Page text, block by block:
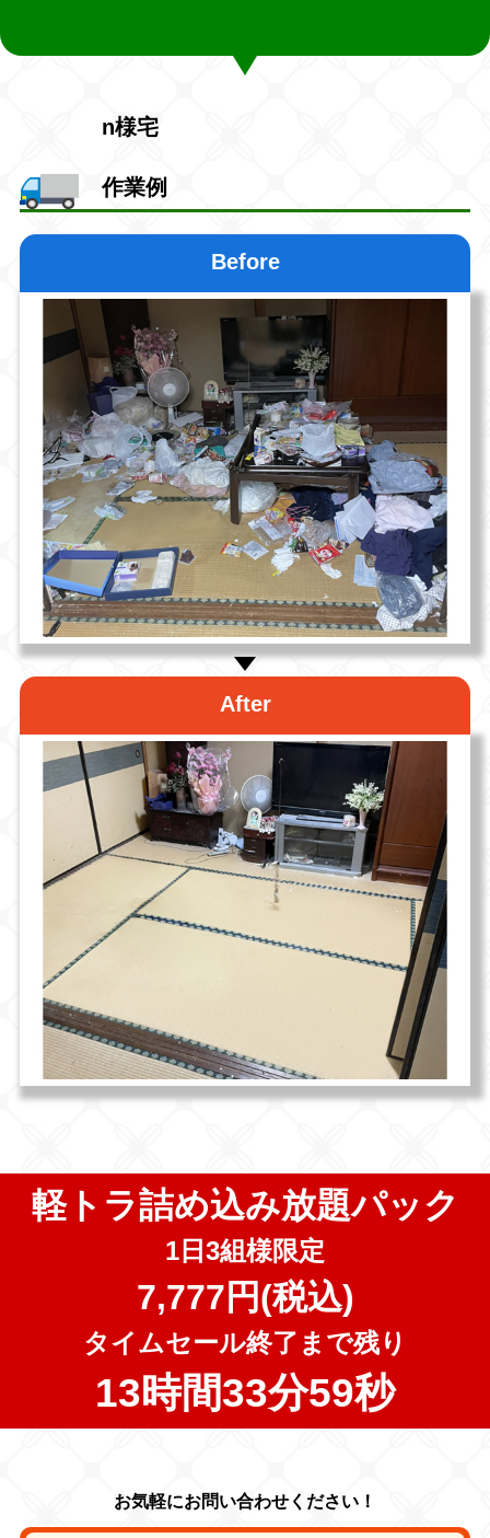
n様宅
作業例
Before
After
軽トラ詰め込み放題パック
1日3組様限定
7,777円(税込)
タイムセール終了まで残り
13時間33分58秒